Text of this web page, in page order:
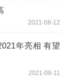
2021-08-12
年亮相 有望
2021-08-11